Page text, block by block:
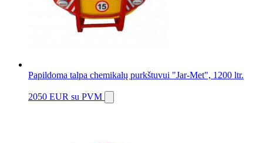
Papildoma talpa chemikalų purkštuvui "Jar-Met", 1200 ltr.
2050 EUR su PVM